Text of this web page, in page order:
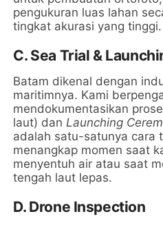
pengukuran luas lahan
tingkat akurasi yang tinggi.
C. Sea Trial &
Batam dikenal dengan
maritimnya. Kami
mendokumentasikan
laut) danLaunching
adalah satu-satunya cara
menangkap momen saat
menyentuh air atau saat
tengah laut lepas.
D. Drone Inspection